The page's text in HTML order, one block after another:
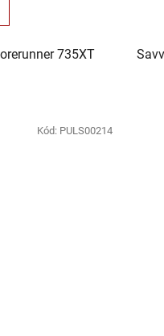
735XT
Kód: PULS00214